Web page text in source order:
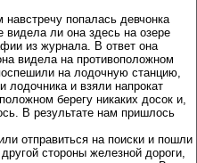
попалась девчонка
видела ли она здесь на озере
из журнала. В ответ она
видела на противоположном
на лодочную станцию,
лодочника и взяли напрокат
берегу никаких досок и,
В результате нам пришлось
отправиться на поиски и пошли
стороны железной дороги,